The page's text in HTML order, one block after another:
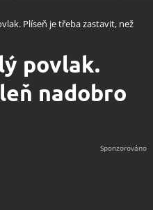
Plíseň je třeba zastavit, než
povlak.
nadobro